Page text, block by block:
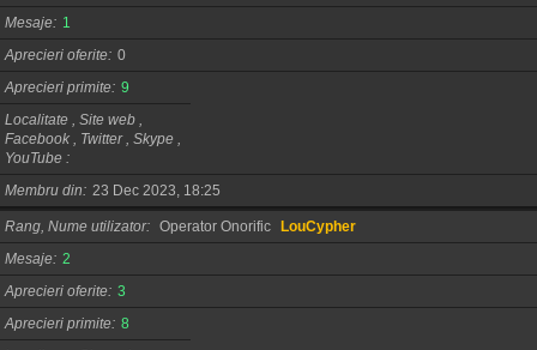
Mesaje
1
Aprecieri oferite 0
Aprecieri primite 9
Localitate , Site web ,
Facebook , Twitter , Skype ,
YouTube
Membru din
23 Dec 2023, 18:25
Rang, Nume utilizator Operator Onorific LouCypher
Mesaje 2
Aprecieri oferite 3
Aprecieri primite 8